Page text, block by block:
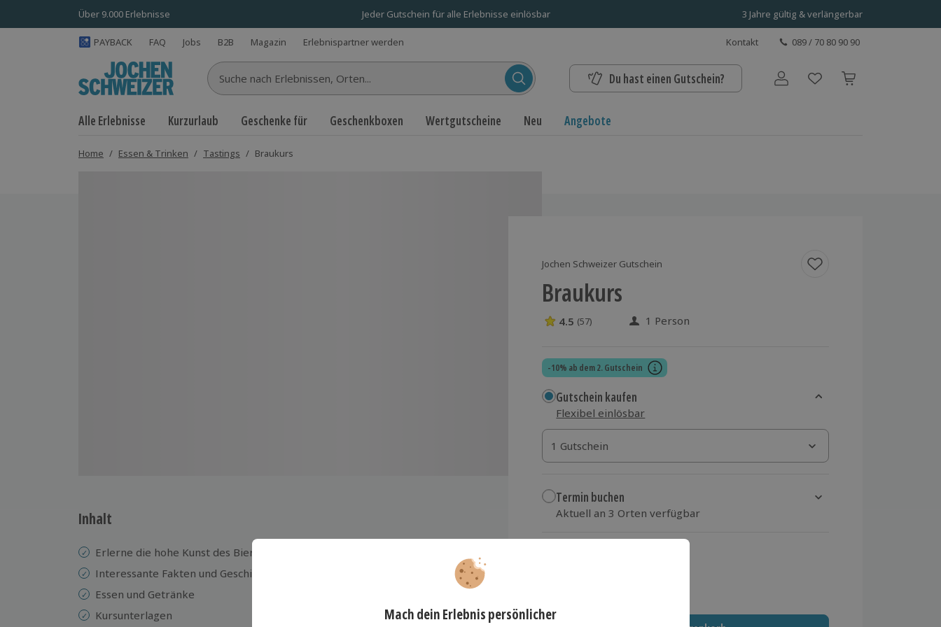
Über 9.000 Erlebnisse Jeder Gutschein für alle Erlebnisse einlösbar 3 Jahre gültig & verlängerbar
PAYBACK FAQ Jobs B2B Magazin Erlebnispartner werden Kontakt 089 / 70 80 90 90
Suche nach Erlebnissen... Du hast einen Gutschein? Benutzerkonto
Alle Erlebnisse Kurzurlaub Geschenke für Geschenkboxen Wertgutscheine Neu Angebote
Home / Essen & Trinken / Tastings / Braukurs
Jochen Schweizer Gutschein
Braukurs
4.5 Sterne von 5 aus 57 Bewertungen
4.5 (57) 1 Person
-10% ab dem 2. Gutschein
Gutschein kaufen
Flexibel einlösbar
1 Gutschein
1 Gutschein
1 Gutschein
Termin buchen
Aktuell an 3 Orten verfügbar
Wähle im nächsten Schritt Ort und Termin aus
Inhalt
Erlerne die hohe Kunst des Bierbrauens
Interessante Fakten und Geschichten rund ums Thema Bier
Essen und Getränke
Kursunterlagen